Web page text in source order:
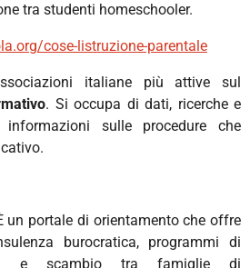
tra studenti homeschooler.
cose-listruzione-parentale
italiane più attive sul
. Si occupa di dati, ricerche e
sulle procedure che
un portale di orientamento che offre
burocratica, programmi di
e scambio tra famiglie di